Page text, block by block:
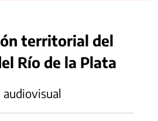
territorial del
Río de la Plata